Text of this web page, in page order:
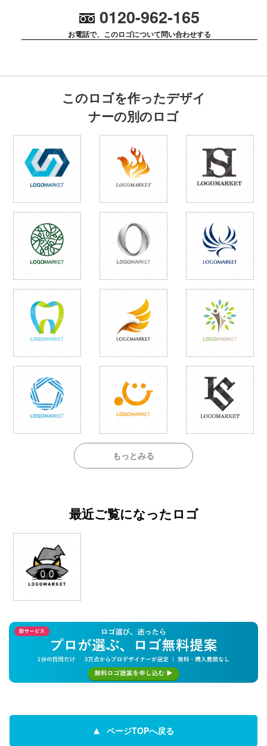
0120-962-165
お電話で、このロゴについて問い合わせする
このロゴを作ったデザイ
ナーの別のロゴ
もっとみる
最近ご覧になったロゴ
ページTOPへ戻る